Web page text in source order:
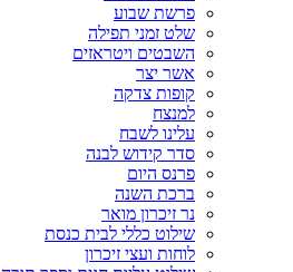
פרשת שבוע
שלט זמני תפילה
השבטים ויטראזים
אשר יצר
קופות צדקה
למנצח
עלינו לשבח
סדר קידוש לבנה
פרנס היום
ברכת השנה
נר זיכרון מואר
שילוט כללי לבית כנסת
לוחות ועצי זיכרון